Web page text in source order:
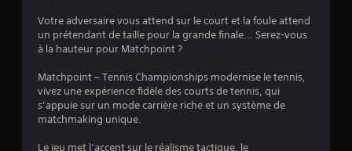
3
7
Votre adversaire vous attend sur le court et la foule attend
un prétendant de taille pour la grande finale... Serez-vous
à la hauteur pour Matchpoint ?
Matchpoint – Tennis Championships modernise le tennis,
vivez une expérience fidèle des courts de tennis, qui
s’appuie sur un mode carrière riche et un système de
matchmaking unique.
Le jeu met l’accent sur le réalisme tactique, le